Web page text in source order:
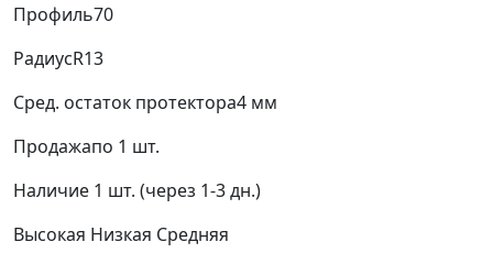
Профиль70
РадиусR13
Сред. остаток протектора4 мм
Продажапо 1 шт.
Наличие 1 шт. (через 1-3 дн.)
Высокая Низкая Средняя